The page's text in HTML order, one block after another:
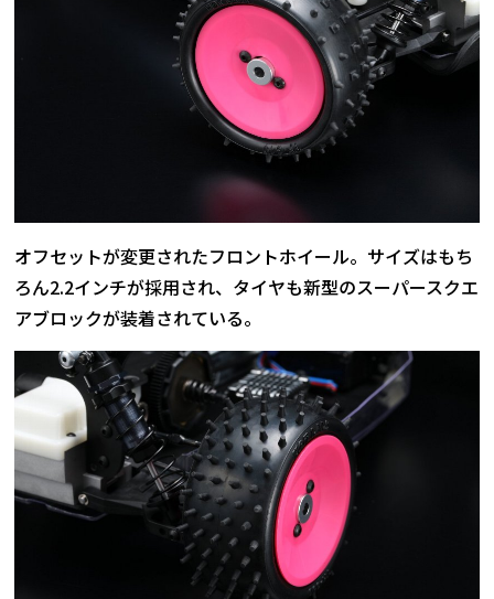
オフセットが変更されたフロントホイール。サイズはもち
ろん2.2インチが採用され、タイヤも新型のスーパースクエ
アブロックが装着されている。